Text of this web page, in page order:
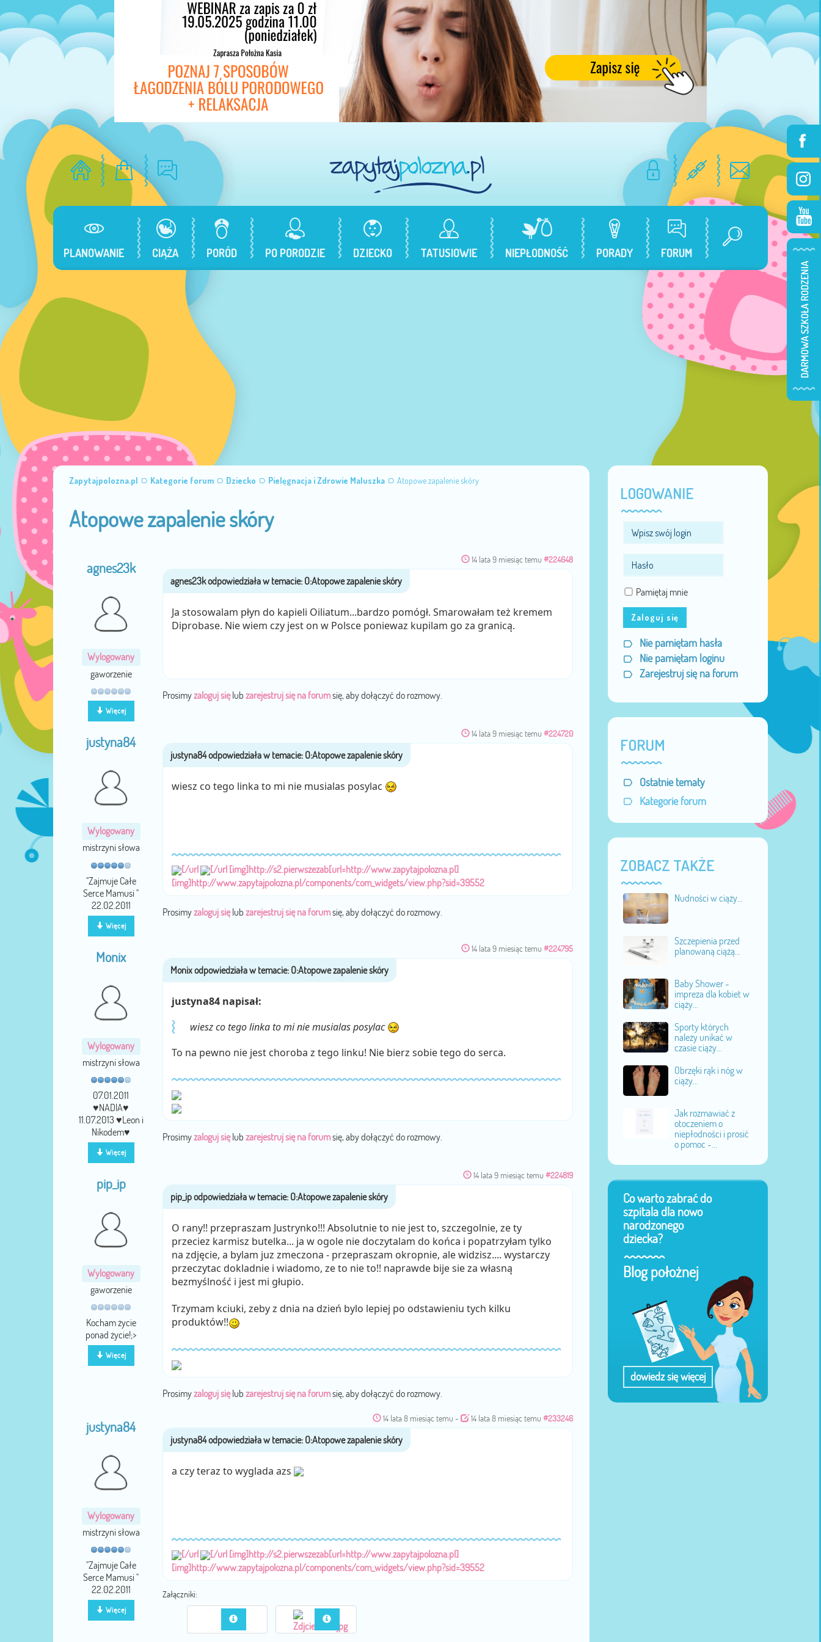
PLANOWANIE CIĄŻA PORÓD PO PORODZIE DZIECKO TATUSIOWIE NIEPŁODNOŚĆ PORADY FORUM
Zapytajpolozna.pl Kategorie forum Dziecko Pielęgnacja i Zdrowie Maluszka Atopowe zapalenie skóry
Atopowe zapalenie skóry
agnes23k
Wylogowany
gaworzenie
Więcej
14 lata 9 miesiąc temu #224648
Ja stosowalam płyn do kapieli Oiliatum...bardzo pomógł. Smarowałam też kremem
Diprobase. Nie wiem czy jest on w Polsce poniewaz kupilam go za granicą.
Prosimyzaloguj sięlub zarejestruj się na forumsię, aby dołączyć do rozmowy.
justyna84
Wylogowany
mistrzyni słowa
''Zajmuje Całe
Serce Mamusi ''
22.02.2011
Więcej
14 lata 9 miesiąc temu #224720
wiesz co tego linka to mi nie musialas posylac
[/url [/url [img]http://s2.pierwszezab[url=http://www.zapytajpolozna.pl]
[img]http://www.zapytajpolozna.pl/components/com_widgets/view.php?sid=39552
Prosimyzaloguj sięlub zarejestruj się na forumsię, aby dołączyć do rozmowy.
Monix
Wylogowany
mistrzyni słowa
07.01.2011
♥NADIA♥
11.07.2013 ♥Leon i
Nikodem♥
Więcej
14 lata 9 miesiąc temu #224795
justyna84 napisał:
wiesz co tego linka to mi nie musialas posylac
To na pewno nie jest choroba z tego linku! Nie bierz sobie tego do serca.
Prosimyzaloguj sięlub zarejestruj się na forumsię, aby dołączyć do rozmowy.
pip_ip
Wylogowany
gaworzenie
Kocham życie
ponad życie!;>
Więcej
14 lata 9 miesiąc temu #224819
O rany!! przepraszam Justrynko!!! Absolutnie to nie jest to, szczegolnie, ze ty
przeciez karmisz butelka... ja w ogole nie doczytalam do końca i popatrzyłam tylko
na zdjęcie, a bylam juz zmeczona - przepraszam okropnie, ale widzisz.... wystarczy
przeczytac dokladnie i wiadomo, ze to nie to!! naprawde bije sie za własną
bezmyślność i jest mi głupio.
Trzymam kciuki, zeby z dnia na dzień bylo lepiej po odstawieniu tych kilku
produktów!!
Prosimyzaloguj sięlub zarejestruj się na forumsię, aby dołączyć do rozmowy.
justyna84
Wylogowany
mistrzyni słowa
''Zajmuje Całe
Serce Mamusi ''
22.02.2011
Więcej
14 lata 8 miesiąc temu - 14 lata 8 miesiąc temu #233246
a czy teraz to wyglada azs
[/url [/url [img]http://s2.pierwszezab[url=http://www.zapytajpolozna.pl]
[img]http://www.zapytajpolozna.pl/components/com_widgets/view.php?sid=39552
Załączniki:
LOGOWANIE
Pamiętaj mnie
Zaloguj się
Nie pamiętam hasła
Nie pamiętam loginu
Zarejestruj się na forum
FORUM
Ostatnie tematy
Kategorie forum
ZOBACZ TAKŻE
Nudności w ciąży...
Szczepienia przed
planowaną ciążą...
Baby Shower -
impreza dla kobiet w
ciąży...
Sporty których
należy unikać w
czasie ciąży...
Obrzęki rąk i nóg w
ciąży...
Jak rozmawiać z
otoczeniem o
niepłodności i prosić
o pomoc -...
Co warto zabrać do
szpitala dla nowo
narodzonego
dziecka?
Blog położnej
dowiedz się więcej